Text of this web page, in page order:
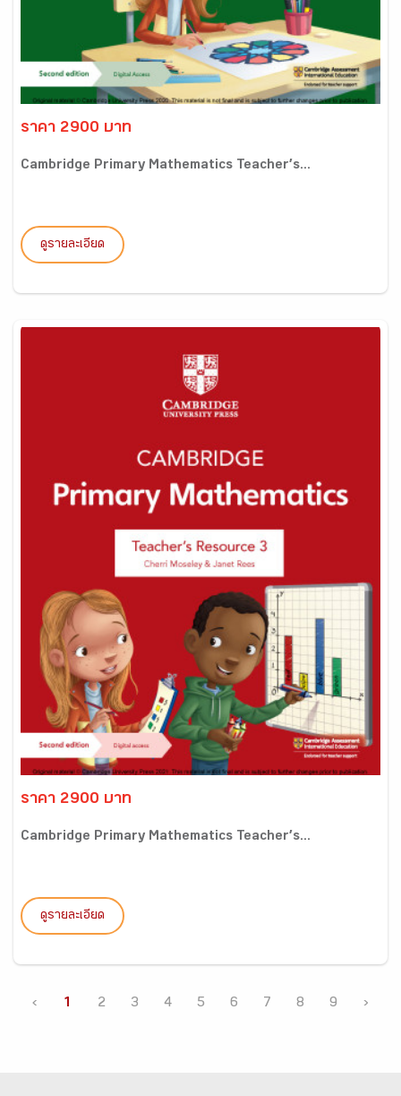
ราคา 2900 บาท
Cambridge Primary Mathematics Teacher’s...
ดูรายละเอียด
ราคา 2900 บาท
Cambridge Primary Mathematics Teacher’s...
ดูรายละเอียด
‹ 1 2 3 4 5 6 7 8 9 ›